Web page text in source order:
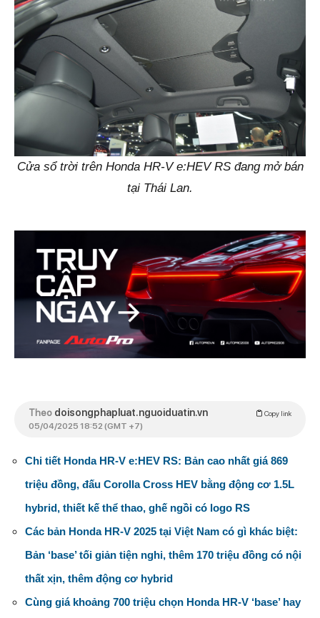
Cửa sổ trời trên Honda HR-V e:HEV RS đang mở bán
tại Thái Lan.
Theo doisongphapluat.nguoiduatin.vn Copy link
05/04/2025 18:52 (GMT +7)
Chi tiết Honda HR-V e:HEV RS: Bản cao nhất giá 869
triệu đồng, đấu Corolla Cross HEV bằng động cơ 1.5L
hybrid, thiết kế thể thao, ghế ngồi có logo RS
Các bản Honda HR-V 2025 tại Việt Nam có gì khác biệt:
Bản ‘base’ tối giản tiện nghi, thêm 170 triệu đồng có nội
thất xịn, thêm động cơ hybrid
Cùng giá khoảng 700 triệu chọn Honda HR-V ‘base’ hay